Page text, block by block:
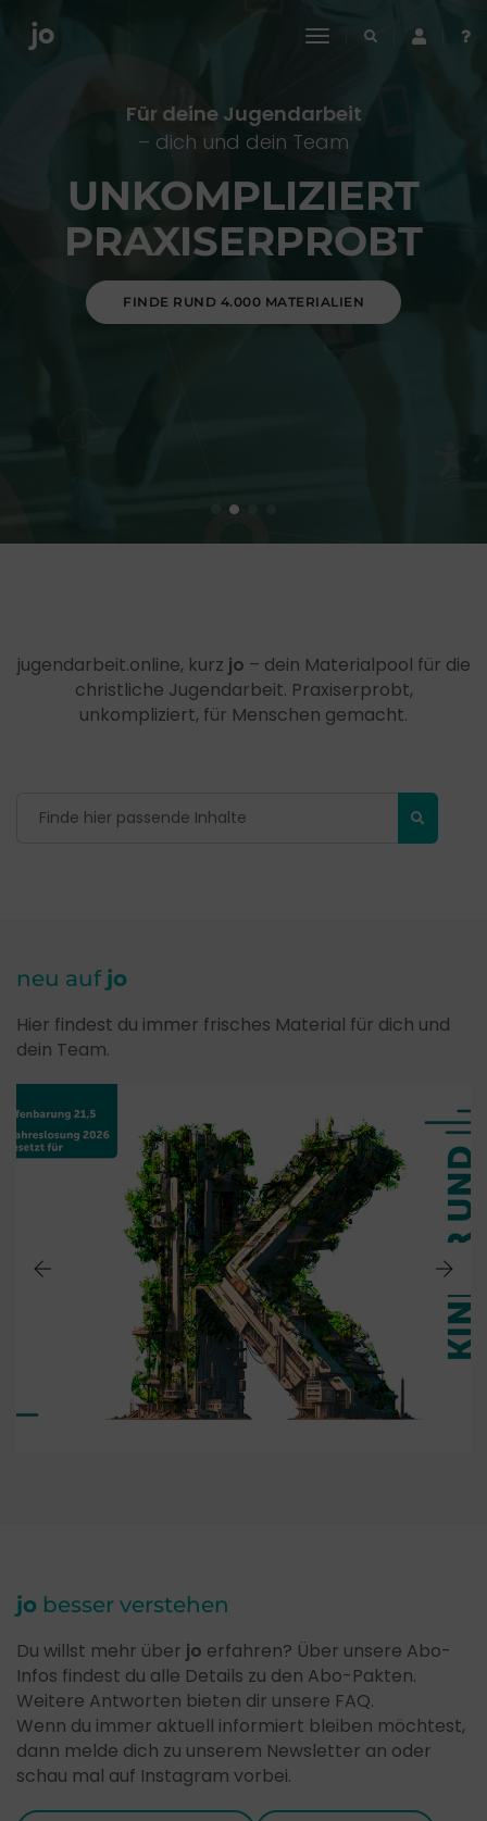
toggle
Für deine Jugendarbeit
– dich und dein Team
UNKOMPLIZIERT
PRAXISERPROBT
FINDE RUND 4.000 MATERIALIEN
jugendarbeit.online, kurz jo – dein Materialpool für die
christliche Jugendarbeit. Praxiserprobt,
unkompliziert, für Menschen gemacht.
neu auf jo
Hier findest du immer frisches Material für dich und
dein Team.
jo besser verstehen
Du willst mehr über jo erfahren? Über unsere Abo-
Infos findest du alle Details zu den Abo-Pakten.
Weitere Antworten bieten dir unsere FAQ.
Wenn du immer aktuell informiert bleiben möchtest,
dann melde dich zu unserem Newsletter an oder
schau mal auf Instagram vorbei.